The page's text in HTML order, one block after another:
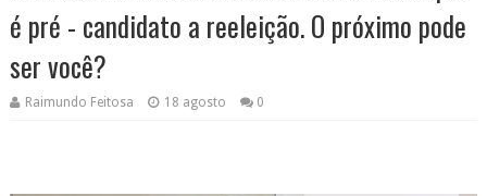
é pré - candidato a reeleição. O próximo pode
ser você?
Raimundo Feitosa 18 agosto 0